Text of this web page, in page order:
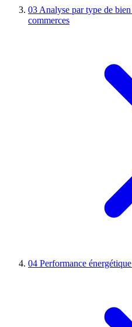
03 Analyse par type de bien
commerces
04 Performance énergétique